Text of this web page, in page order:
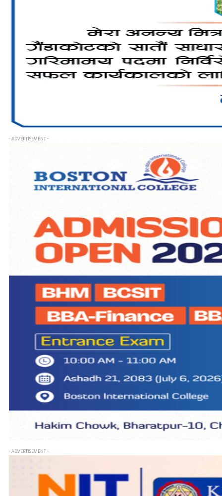
- ADVERTISEMENT -
- ADVERTISEMENT -